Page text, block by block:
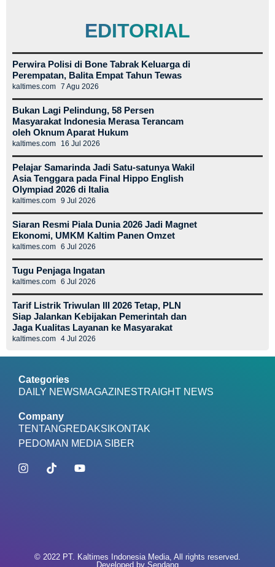
EDITORIAL
Perwira Polisi di Bone Tabrak Keluarga di
Perempatan, Balita Empat Tahun Tewas
kaltimes.com 7 Agu 2026
Bukan Lagi Pelindung, 58 Persen
Masyarakat Indonesia Merasa Terancam
oleh Oknum Aparat Hukum
kaltimes.com 16 Jul 2026
Pelajar Samarinda Jadi Satu-satunya Wakil
Asia Tenggara pada Final Hippo English
Olympiad 2026 di Italia
kaltimes.com 9 Jul 2026
Siaran Resmi Piala Dunia 2026 Jadi Magnet
Ekonomi, UMKM Kaltim Panen Omzet
kaltimes.com 6 Jul 2026
Tugu Penjaga Ingatan
kaltimes.com 6 Jul 2026
Tarif Listrik Triwulan III 2026 Tetap, PLN
Siap Jalankan Kebijakan Pemerintah dan
Jaga Kualitas Layanan ke Masyarakat
kaltimes.com 4 Jul 2026
© 2022 PT. Kaltimes Indonesia Media, All rights reserved.
Developed by Sendang
Categories
DAILY NEWSMAGAZINESTRAIGHT NEWS
Company
TENTANGREDAKSI KONTAK
PEDOMAN MEDIA SIBER